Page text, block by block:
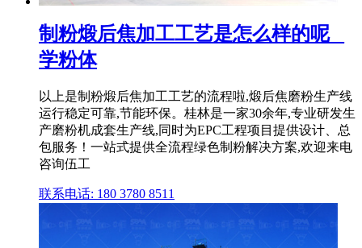
制粉煅后焦加工工艺是怎么样的呢 _
学粉体
以上是制粉煅后焦加工工艺的流程啦,煅后焦磨粉生产线
运行稳定可靠,节能环保。桂林是一家30余年,专业研发生
产磨粉机成套生产线,同时为EPC工程项目提供设计、总
包服务！一站式提供全流程绿色制粉解决方案,欢迎来电
咨询伍工
联系电话: 180 3780 8511